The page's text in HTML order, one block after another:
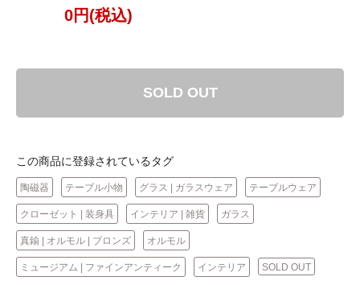
0円(税込)
SOLD OUT
この商品に登録されているタグ
陶磁器 テーブル小物 グラス | ガラスウェア テーブルウェア
クローゼット | 装身具 インテリア | 雑貨 ガラス
真鍮 | オルモル | ブロンズ オルモル
ミュージアム | ファインアンティーク インテリア SOLD OUT